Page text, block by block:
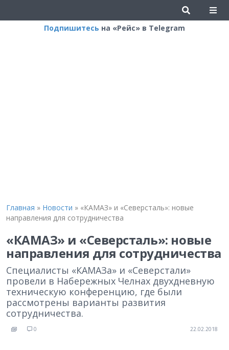
Подпишитесь на «Рейс» в Telegram
Главная » Новости » «КАМАЗ» и «Северсталь»: новые
направления для сотрудничества
«КАМАЗ» и «Северсталь»: новые
направления для сотрудничества
Специалисты «КАМАЗа» и «Северстали»
провели в Набережных Челнах двухдневную
техническую конференцию, где были
рассмотрены варианты развития
сотрудничества.
0 22.02.2018